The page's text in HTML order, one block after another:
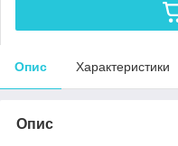
Опис Характеристики
Опис